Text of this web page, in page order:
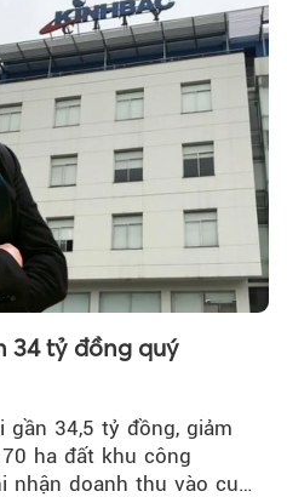
34 tỷ đồng quý
gần 34,5 tỷ đồng, giảm
ha đất khu công
nhận doanh thu vào cuối